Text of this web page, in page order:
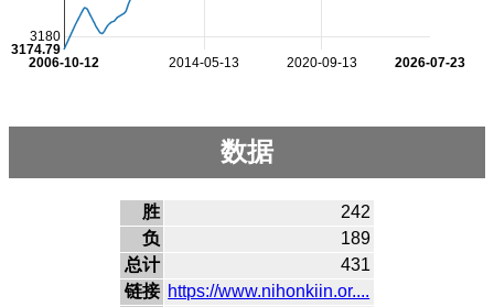
2014-05-13 2020-09-13
2006-10-12 2026-07-23
3180
3174.79
数据
胜
242
负
189
总计
431
链接 https://www.nihonkiin.or....